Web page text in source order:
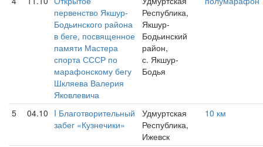
первенство Якшур-
Бодьинского района
в беге, посвященное
памяти Мастера
спорта СССР по
марафонскому бегу
Шкляева Валерия
Яковлевича
Республика,
Якшур-
Бодьинский
район,
с. Якшур-
Бодья
5 04.10 I Благотворительный
забег «Кузнечики»
Удмуртская
Республика,
Ижевск
10 км